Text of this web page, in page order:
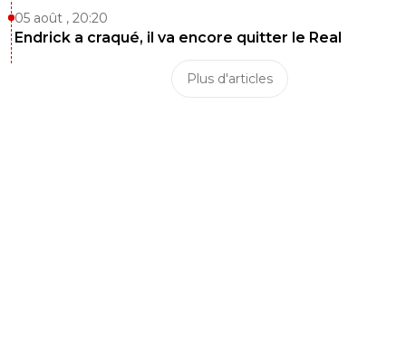
05 août , 20:20
Endrick a craqué, il va encore quitter le Real
Plus d'articles